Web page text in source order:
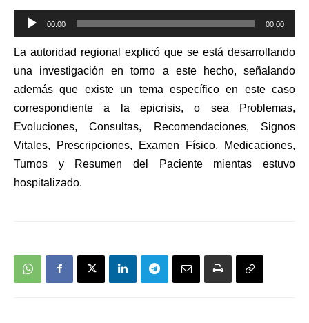
Reproductor
de
audio
00:00 00:00
La autoridad regional explicó que se está desarrollando
una investigación en torno a este hecho, señalando
además que existe un tema específico en este caso
correspondiente a la epicrisis, o sea Problemas,
Evoluciones, Consultas, Recomendaciones, Signos
Vitales, Prescripciones, Examen Físico, Medicaciones,
Turnos y Resumen del Paciente mientas estuvo
hospitalizado.